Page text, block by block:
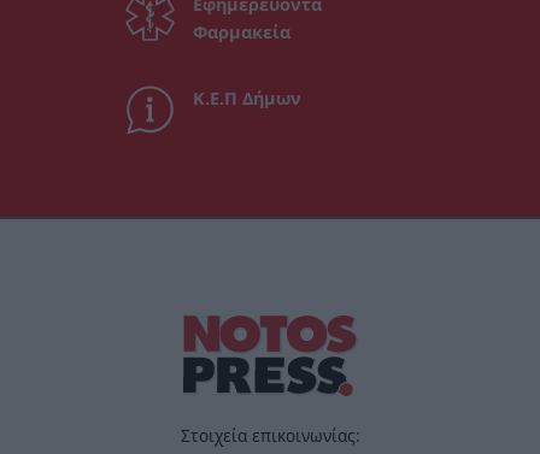
Φαρμακεία
Κ.Ε.Π Δήμων
Στοιχεία επικοινωνίας: